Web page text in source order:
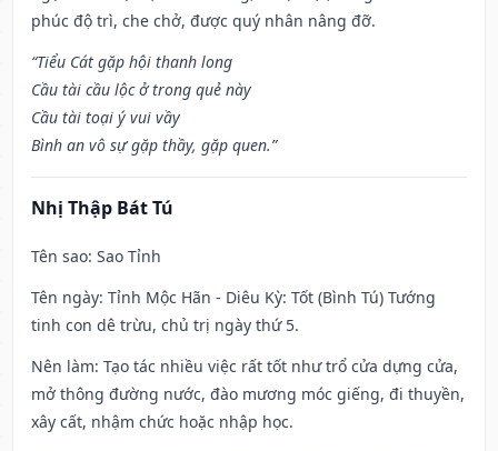
phúc độ trì, che chở, được quý nhân nâng đỡ.
“Tiểu Cát gặp hội thanh long
Cầu tài cầu lộc ở trong quẻ này
Cầu tài toại ý vui vầy
Bình an vô sự gặp thầy, gặp quen.”
Nhị Thập Bát Tú
Tên sao: Sao Tỉnh
Tên ngày: Tỉnh Mộc Hãn - Diêu Kỳ: Tốt (Bình Tú) Tướng
tinh con dê trừu, chủ trị ngày thứ 5.
Nên làm: Tạo tác nhiều việc rất tốt như trổ cửa dựng cửa,
mở thông đường nước, đào mương móc giếng, đi thuyền,
xây cất, nhậm chức hoặc nhập học.